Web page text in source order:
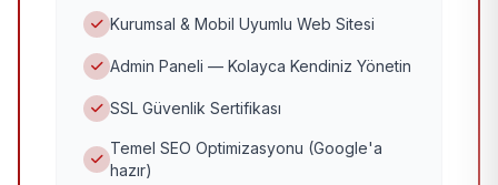
Kurumsal & Mobil Uyumlu Web Sitesi
Admin Paneli — Kolayca Kendiniz Yönetin
SSL Güvenlik Sertifikası
Temel SEO Optimizasyonu (Google'a
hazır)